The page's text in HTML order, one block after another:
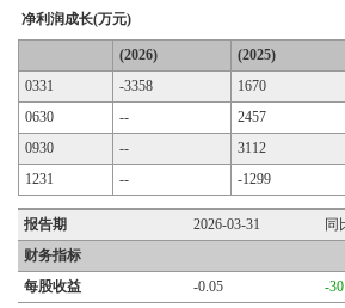
净利润成长(万元)
(2026)
(2025)
0331
-3358
1670
0630
--
2457
0930
--
3112
1231
-- -1299
报告期 2026-03-31
同
财务指标
每股收益
-0.05
-